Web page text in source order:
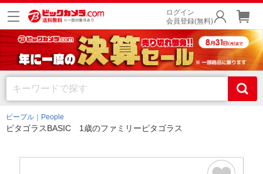
ログイン
会員登録(無料)
ピープル｜People
ピタゴラスBASIC 1歳のファミリーピタゴラス